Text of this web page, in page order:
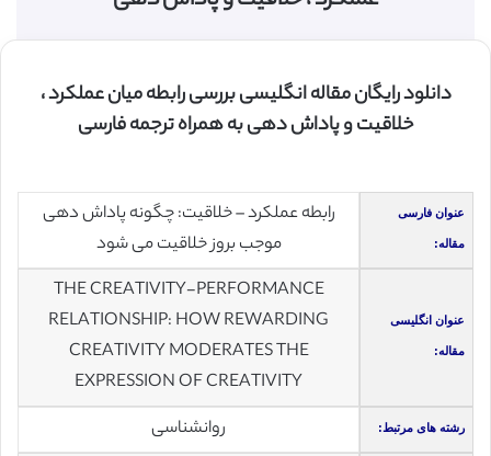
دانلود رایگان مقاله انگلیسی بررسی رابطه میان عملکرد ،
خلاقیت و پاداش دهی به همراه ترجمه فارسی
عنوان فارسی
مقاله:
رابطه عملکرد – خلاقیت: چگونه پاداش دهی
موجب بروز خلاقیت می شود
عنوان انگلیسی
مقاله:
THE CREATIVITY-PERFORMANCE
RELATIONSHIP: HOW REWARDING
CREATIVITY MODERATES THE
EXPRESSION OF CREATIVITY
رشته های مرتبط: روانشناسی